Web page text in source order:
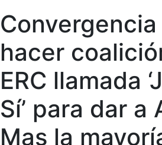
hacer
ERC llamada
Sí’ para dar a
Mas la